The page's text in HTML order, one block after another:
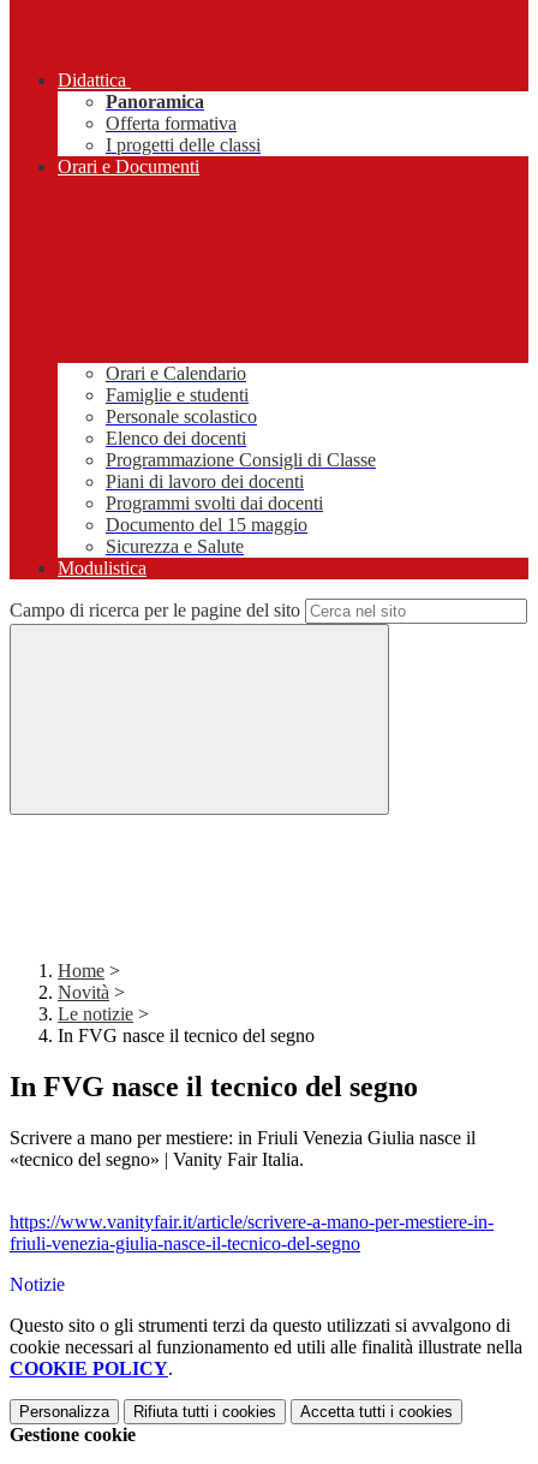
Didattica
Panoramica
Offerta formativa
I progetti delle classi
Orari e Documenti
Orari e Calendario
Famiglie e studenti
Personale scolastico
Elenco dei docenti
Programmazione Consigli di Classe
Piani di lavoro dei docenti
Programmi svolti dai docenti
Documento del 15 maggio
Sicurezza e Salute
Modulistica
Campo di ricerca per le pagine del sito
Home >
Novità >
Le notizie >
In FVG nasce il tecnico del segno
In FVG nasce il tecnico del segno
Scrivere a mano per mestiere: in Friuli Venezia Giulia nasce il
«tecnico del segno» | Vanity Fair Italia.
https://www.vanityfair.it/article/scrivere-a-mano-per-mestiere-in-
friuli-venezia-giulia-nasce-il-tecnico-del-segno
Notizie
Questo sito o gli strumenti terzi da questo utilizzati si avvalgono di
cookie necessari al funzionamento ed utili alle finalità illustrate nella
COOKIE POLICY.
Personalizza Rifiuta tutti i cookies Accetta tutti i cookies
Gestione cookie